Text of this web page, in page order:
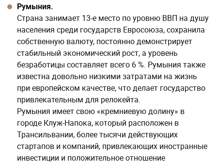
Румыния.
Страна занимает 13-е место по уровню ВВП на душу
населения среди государств Евросоюза, сохранила
собственную валюту, постоянно демонстрирует
стабильный экономический рост, а уровень
безработицы составляет всего 6 %. Румыния также
известна довольно низкими затратами на жизнь
при европейском качестве, что делает государство
привлекательным для релокейта.
Румыния имеет свою «кремниевую долину» в
городе Клуж-Напока, который расположен в
Трансильвании, более тысячи действующих
стартапов и компаний, привлекающих иностранные
инвестиции и положительное отношение